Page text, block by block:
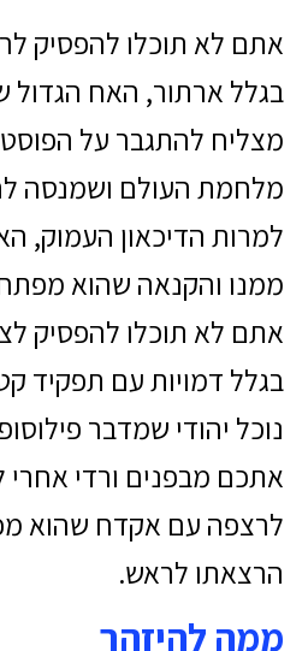
אתם לא תוכלו להפסיק
בגלל ארתור, האח הגדול
מצליח להתגבר על
מלחמת העולם ושמנסה
למרות הדיכאון העמוק,
ממנו והקנאה שהוא
אתם לא תוכלו להפסיק
בגלל דמויות עם תפקיד
נוכל יהודי שמדבר
אתכם מבפנים ורדי
לרצפה עם אקדח שהוא
הרצאתו לראש.
ממה להיזהר